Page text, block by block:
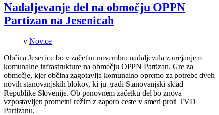
Nadaljevanje del na območju OPPN
Partizan na Jesenicah
v Novice
Občina Jesenice bo v začetku novembra nadaljevala z urejanjem
komunalne infrastrukture na območju OPPN Partizan. Gre za
območje, kjer občina zagotavlja komunalno opremo za potrebe dveh
novih stanovanjskih blokov, ki ju gradi Stanovanjski sklad
Republike Slovenije. Ob ponovnem začetku del bo znova
vzpostavljen prometni režim z zaporo ceste v smeri proti TVD
Partizanu.